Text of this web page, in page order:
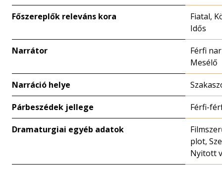
Főszereplők releváns kora
Fiatal,
Idős
Narrátor
Férfi
Mesélő
Narráció helye
Párbeszédek jellege Férfi-
Dramaturgiai egyéb adatok
plot,
Nyitott